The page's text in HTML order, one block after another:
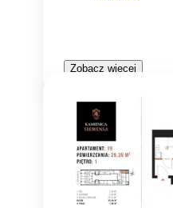
Zobacz więcej